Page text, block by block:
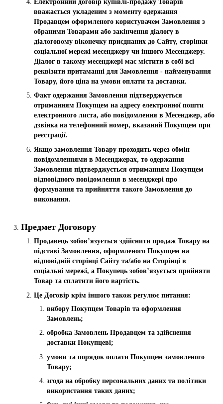
Електронний договір купівлі-продажу Товарів
вважається укладеним з моменту одержання
Продавцем оформленого користувачем Замовлення з
обраними Товарами або закінчення діалогу в
діалоговому віконечку приєднаних до Сайту, сторінки
соціальної мережі месенджеру чи іншого Месенджеру.
Діалог в такому месенджері має містити в собі всі
реквізити притаманні для Замовлення - найменування
Товару, його ціна на умови оплати та доставки.
Факт одержання Замовлення підтверджується
отриманням Покупцем на адресу електронної пошти
електронного листа, або повідомлення в Месенджер, або
дзвінка на телефонний номер, вказаний Покупцем при
реєстрації.
Якщо замовлення Товару проходить через обмін
повідомленнями в Месенджерах, то одержання
Замовлення підтверджується отриманням Покупцем
відповідного повідомлення в месенджері про
формування та прийняття такого Замовлення до
виконання.
Предмет Договору
Продавець зобов’язується здійснити продаж Товару на
підставі Замовлення, оформленого Покупцем на
відповідній сторінці Сайту та/або на Сторінці в
соціальні мережі, а Покупець зобов’язується прийняти
Товар та сплатити його вартість.
Це Договір крім іншого також регулює питання:
вибору Покупцем Товарів та оформлення
Замовлень;
обробка Замовлень Продавцем та здійснення
доставки Покупцеві;
умови та порядок оплати Покупцем замовленого
Товару;
згода на обробку персональних даних та політики
використання таких даних;